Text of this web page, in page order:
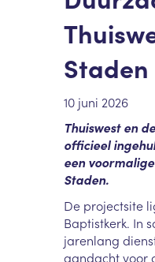
Staden
10 juni 2026
Thuiswest en
officieel
een
Staden.
De projectsite
Baptistkerk. In
jarenlang
aandacht voor